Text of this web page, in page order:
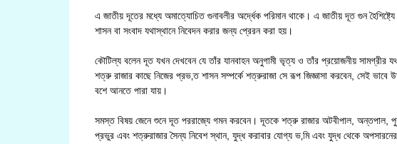
এ জাতীয় দূতের মধ্যে অমাত্যোচিত গুনাবলীর অর্দ্ধেক পরিমান থাকে। এ জাতীয় দূত গুন
শাসন বা সংবাদ যথাস্থানে নিবেদন করার জন্য প্রেরন করা হয়।
কৌটিল্য বলেন দূত যখন দেখবেন যে তাঁর যানবাহন অনুগামী ভৃত্য ও তাঁর প্রয়োজনীয় সামগ্রীর
শত্রু রাজার কাছে নিজের প্রভ‚ত শাসন সম্পর্কে শত্রুরাজা সে রূপ জিজ্ঞাসা করবেন, সেই
বশে আনতে পারা যায়।
সমস্ত বিষয় জেনে শুনে দূত পররাজ্যে গমন করবেন। দূতকে শত্রু রাজার অটবীপাল, অন্তপাল,
প্রভুর এবং শত্রুরাজার সৈন্য নিবেশ স্থান, যুদ্ধ করাবার যোগ্য ভ‚মি এবং যুদ্ধ থেকে